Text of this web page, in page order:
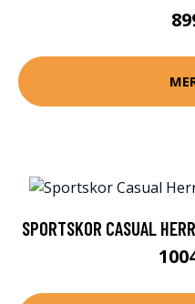
SPORTSKOR CASUAL